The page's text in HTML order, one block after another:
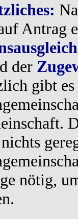
Antrag
der
gibt
nötig,